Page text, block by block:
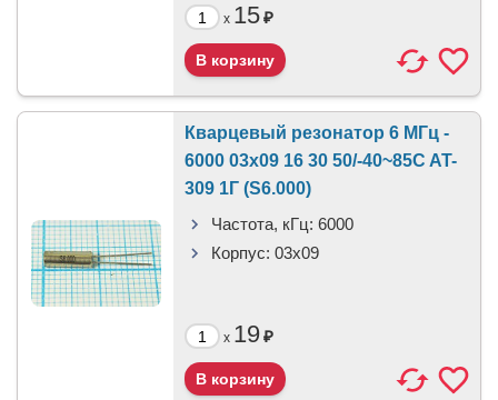
x 15₽
Кварцевый резонатор 6 МГц -
6000 03x09 16 30 50/-40~85C AT-
309 1Г (S6.000)
Частота, кГц: 6000
Корпус: 03x09
x 19₽